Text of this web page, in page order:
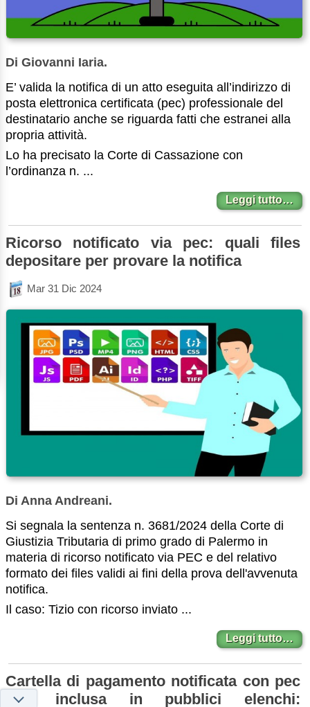
Di Giovanni Iaria.
E’ valida la notifica di un atto eseguita all’indirizzo di
posta elettronica certificata (pec) professionale del
destinatario anche se riguarda fatti che estranei alla
propria attività.
Lo ha precisato la Corte di Cassazione con
l’ordinanza n. ...
Leggi tutto…
Ricorso notificato via pec: quali files
depositare per provare la notifica
Mar 31 Dic 2024
Di Anna Andreani.
Si segnala la sentenza n. 3681/2024 della Corte di
Giustizia Tributaria di primo grado di Palermo in
materia di ricorso notificato via PEC e del relativo
formato dei files validi ai fini della prova dell'avvenuta
notifica.
Il caso: Tizio con ricorso inviato ...
Leggi tutto…
Cartella di pagamento notificata con pec
non inclusa in pubblici elenchi: